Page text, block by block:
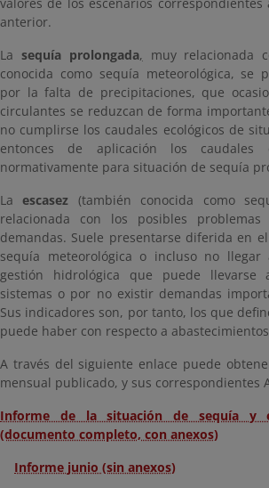
anterior.
La sequía prolongada, muy relacionada
conocida como sequía meteorológica, se
por la falta de precipitaciones, que
circulantes se reduzcan de forma
no cumplirse los caudales ecológicos de
entonces de aplicación los caudales
normativamente para situación de sequía
Laescasez (también conocida como
relacionada con los posibles
demandas. Suele presentarse diferida en
sequía meteorológica o incluso no
gestión hidrológica que puede llevarse
sistemas o por no existir demandas
Sus indicadores son, por tanto, los que
puede haber con respecto a
A través del siguiente enlace puede
mensual publicado, y sus correspondientes
Informe de la situación de sequía y
(documento completo, con anexos)
Informe junio (sin anexos)